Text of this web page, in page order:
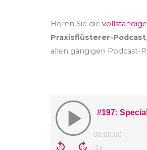
Hören Sie die
Praxisflüsterer-Podcast
allen gängigen Podcast-